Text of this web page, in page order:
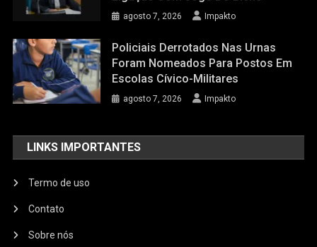
agosto 7, 2026 Impakto
Policiais Derrotados Nas Urnas
Foram Nomeados Para Postos Em
Escolas Cívico-Militares
agosto 7, 2026 Impakto
LINKS IMPORTANTES
Termo de uso
Contato
Sobre nós